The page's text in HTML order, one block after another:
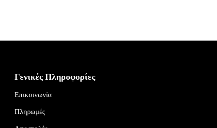
Γενικές Πληροφορίες
Επικοινωνία
Πληρωμές